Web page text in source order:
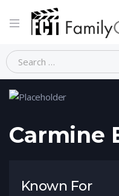
Home Person
Carmine
Known For